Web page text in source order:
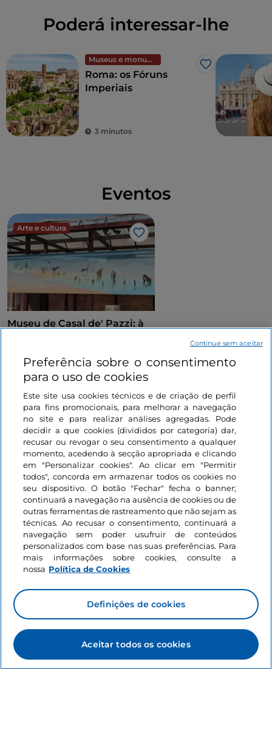
Poderá interessar-lhe
Museus e monumentos
Gosto
Roma: os Fóruns
Imperiais
3 minutos
Eventos
Arte e cultura
Gosto
Museu de Casal de' Pazzi: à
multissensorial
Lácio, Roma
Informações sobre o site
Ligações úteis
Iniciar sessão
Mantenha-se em contacto
Preferência sobre o consentimento
para o uso de cookies
Este site usa cookies técnicos e de criação de perfil
para fins promocionais, para melhorar a navegação
no site e para realizar análises agregadas. Pode
decidir a que cookies (divididos por categoria) dar,
recusar ou revogar o seu consentimento a qualquer
momento, acedendo à secção apropriada e clicando
em "Personalizar cookies". Ao clicar em "Permitir
todos", concorda em armazenar todos os cookies no
seu dispositivo. O botão "Fechar" fecha o banner;
continuará a navegação na ausência de cookies ou de
outras ferramentas de rastreamento que não sejam as
técnicas. Ao recusar o consentimento, continuará a
navegação sem poder usufruir de conteúdos
personalizados com base nas suas preferências. Para
mais informações sobre cookies, consulte a
nossa Política de Cookies
Definições de cookies
Aceitar todos os cookies
Continue sem aceitar